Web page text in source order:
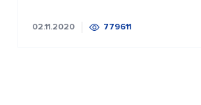
02.11.2020 779611